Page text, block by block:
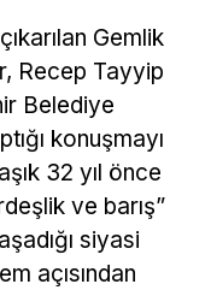
Gemlik
Recep Tayyip
Belediye
konuşmayı
32 yıl önce
ve barış”
siyasi
açısından